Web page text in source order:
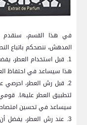
في هذا القسم، سنقدم
المدهش، ننصحكم باتباع
1. قبل استخدام العطر،
هذا سيساعد⁢ في احتفاظ
2. قبل رش العطر،
لتطبيق العطر عليها.
سيساعد في ​تحسين⁢ امتصاص